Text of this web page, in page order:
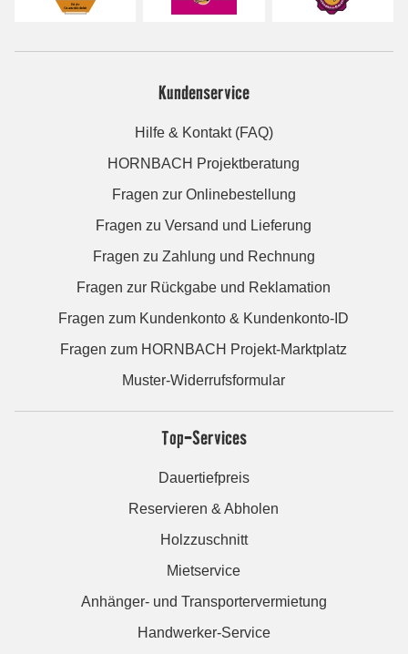
Kundenservice
Hilfe & Kontakt (FAQ)
HORNBACH Projektberatung
Fragen zur Onlinebestellung
Fragen zu Versand und Lieferung
Fragen zu Zahlung und Rechnung
Fragen zur Rückgabe und Reklamation
Fragen zum Kundenkonto & Kundenkonto-ID
Fragen zum HORNBACH Projekt-Marktplatz
Muster-Widerrufsformular
Top-Services
Dauertiefpreis
Reservieren & Abholen
Holzzuschnitt
Mietservice
Anhänger- und Transportervermietung
Handwerker-Service